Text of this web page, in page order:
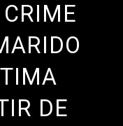
DE